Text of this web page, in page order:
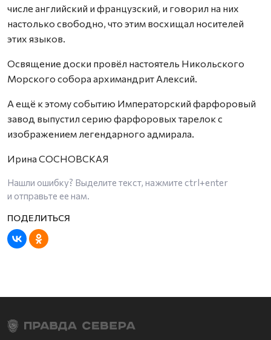
числе английский и французский, и говорил на них
настолько свободно, что этим восхищал носителей
этих языков.
Освящение доски провёл настоятель Никольского
Морского собора архимандрит Алексий.
А ещё к этому событию Императорский фарфоровый
завод выпустил серию фарфоровых тарелок с
изображением легендарного адмирала.
Ирина СОСНОВСКАЯ
Нашли ошибку? Выделите текст, нажмите ctrl+enter
и отправьте ее нам.